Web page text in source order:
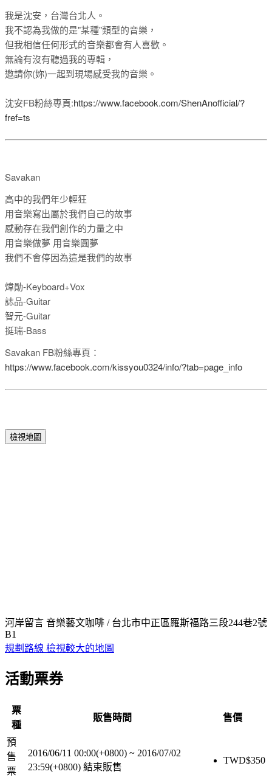
我是沈安，台灣台北人。
我不認為我做的是"某種"類型的音樂，
但我相信任何形式的音樂都會有人喜歡。
無論有沒有聽過我的專輯，
邀請你(妳)一起到現場感受我的音樂。
沈安FB粉絲專頁:https://www.facebook.com/ShenAnofficial/?
fref=ts
Savakan
高中的我們年少輕狂
用音樂寫出屬於我們自己的故事
感動存在我們創作的力量之中
用音樂做夢 用音樂圓夢
我們不會停因為這是我們的故事
煒勛-Keyboard+Vox
誌品-Guitar
智元-Guitar
挺瑞-Bass
Savakan FB粉絲專頁：
https://www.facebook.com/kissyou0324/info/?tab=page_info
檢視地圖
河岸留言 音樂藝文咖啡 / 台北市中正區羅斯福路三段244巷2號
B1
規劃路線 檢視較大的地圖
活動票券
票
種
販售時間 售價
預
售
票
2016/06/11 00:00(+0800) ~ 2016/07/02
23:59(+0800) 結束販售
TWD$350